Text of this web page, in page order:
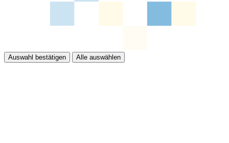
Auswahl bestätigen Alle auswählen